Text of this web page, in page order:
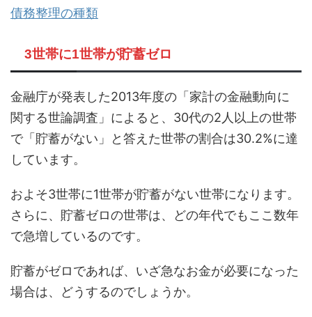
債務整理の種類
3世帯に1世帯が貯蓄ゼロ
金融庁が発表した2013年度の「家計の金融動向に
関する世論調査」によると、30代の2人以上の世帯
で「貯蓄がない」と答えた世帯の割合は30.2%に達
しています。
およそ3世帯に1世帯が貯蓄がない世帯になります。
さらに、貯蓄ゼロの世帯は、どの年代でもここ数年
で急増しているのです。
貯蓄がゼロであれば、いざ急なお金が必要になった
場合は、どうするのでしょうか。